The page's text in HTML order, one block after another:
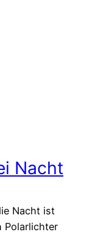
Nacht
Nacht ist
Polarlichter